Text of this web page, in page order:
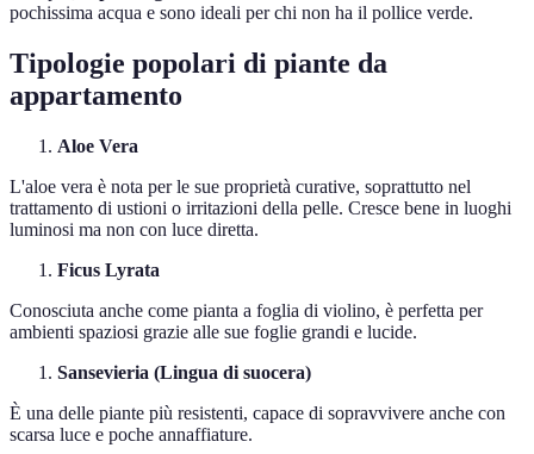
pochissima acqua e sono ideali per chi non ha il pollice verde.
Tipologie popolari di piante da
appartamento
Aloe Vera
L'aloe vera è nota per le sue proprietà curative, soprattutto nel
trattamento di ustioni o irritazioni della pelle. Cresce bene in luoghi
luminosi ma non con luce diretta.
Ficus Lyrata
Conosciuta anche come pianta a foglia di violino, è perfetta per
ambienti spaziosi grazie alle sue foglie grandi e lucide.
Sansevieria (Lingua di suocera)
È una delle piante più resistenti, capace di sopravvivere anche con
scarsa luce e poche annaffiature.